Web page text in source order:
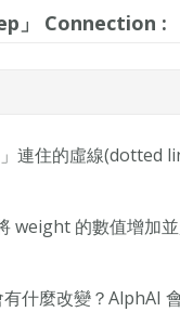
」 Connection :
連住的虛線(dotted
weight 的數值增加
什麼改變？AlphAI